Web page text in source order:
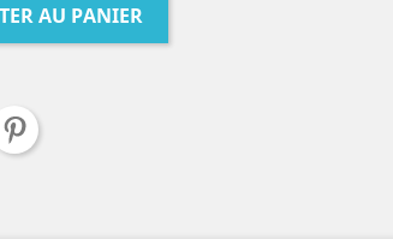
AU PANIER